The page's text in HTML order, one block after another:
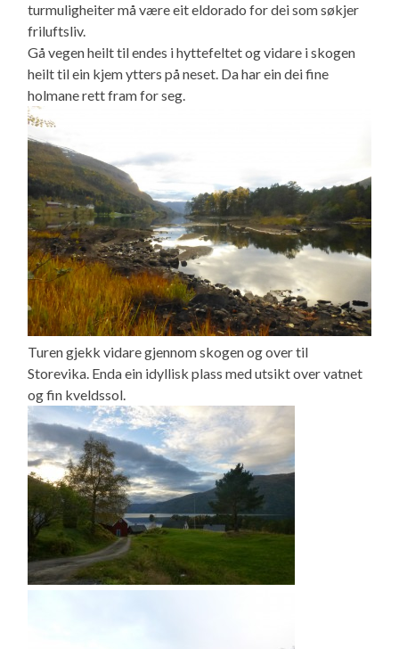
turmuligheiter må være eit eldorado for dei som søkjer
friluftsliv.
Gå vegen heilt til endes i hyttefeltet og vidare i skogen
heilt til ein kjem ytters på neset. Da har ein dei fine
holmane rett fram for seg.
Turen gjekk vidare gjennom skogen og over til
Storevika. Enda ein idyllisk plass med utsikt over vatnet
og fin kveldssol.